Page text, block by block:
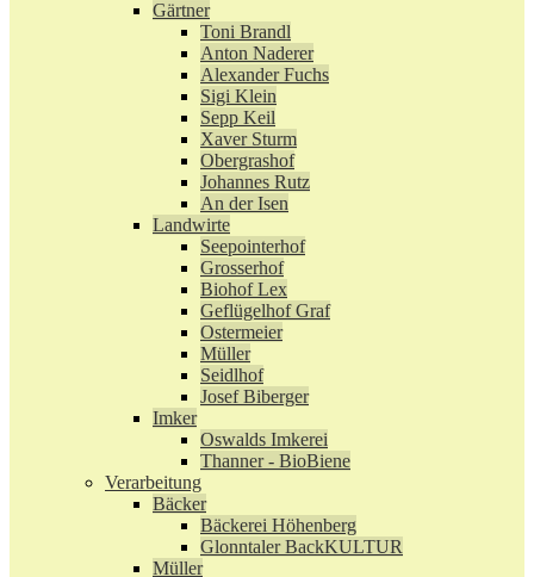
Gärtner
Toni Brandl
Anton Naderer
Alexander Fuchs
Sigi Klein
Sepp Keil
Xaver Sturm
Obergrashof
Johannes Rutz
An der Isen
Landwirte
Seepointerhof
Grosserhof
Biohof Lex
Geflügelhof Graf
Ostermeier
Müller
Seidlhof
Josef Biberger
Imker
Oswalds Imkerei
Thanner - BioBiene
Verarbeitung
Bäcker
Bäckerei Höhenberg
Glonntaler BackKULTUR
Müller